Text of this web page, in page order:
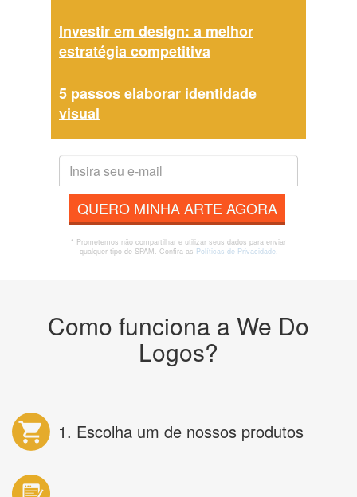
Investir em design: a melhor
estratégia competitiva
5 passos elaborar identidade
visual
QUERO MINHA ARTE AGORA
* Prometemos não compartilhar e utilizar seus dados para enviar
qualquer tipo de SPAM. Confira as Políticas de Privacidade.
Como funciona a We Do
Logos?
1. Escolha um de nossos produtos